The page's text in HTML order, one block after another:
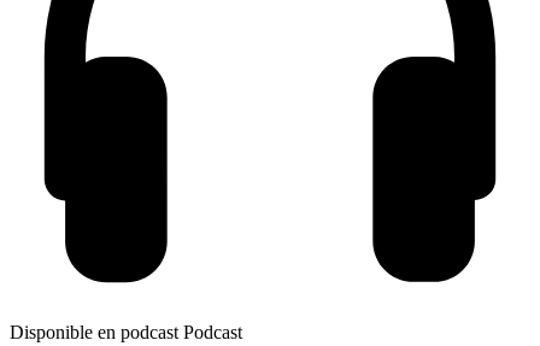
Disponible en podcast Podcast